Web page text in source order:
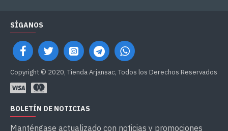
SÍGANOS
Copyright © 2020, Tienda Arjansac, Todos los Derechos Reservados
BOLETÍN DE NOTICIAS
Manténgase actualizado con noticias y promociones